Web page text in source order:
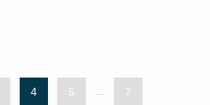
4 5 ... 7